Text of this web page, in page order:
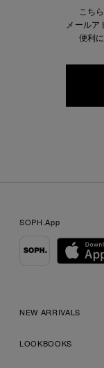
こち
メールア
便利
SOPH.App
NEW ARRIVALS
LOOKBOOKS